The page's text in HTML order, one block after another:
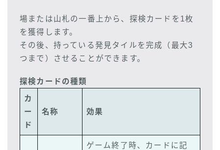
場または山札の一番上から、探検カードを1枚
を獲得します。
その後、持っている発見タイルを完成（最大3
つまで）させることができます。
探検カードの種類
カ
ー
ド
名称 効果
ゲーム終了時、カードに記